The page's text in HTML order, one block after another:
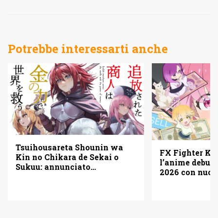
Potrebbe interessarti anche
Tsuihousareta Shounin wa
Kin no Chikara de Sekai o
Sukuu: annunciato
FX Fighter
l’anime
2026 con